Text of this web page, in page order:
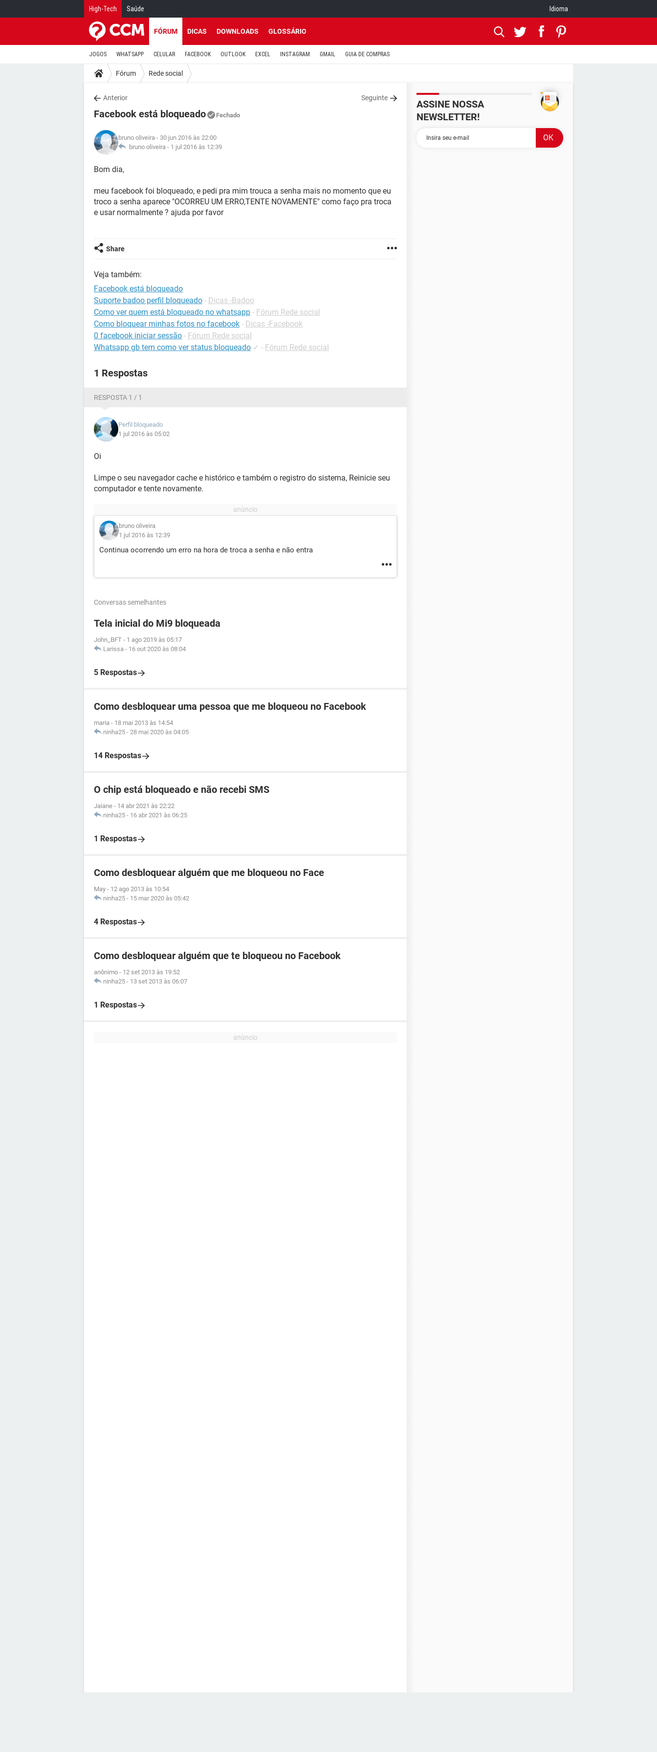
High-Tech Saúde Idioma
FÓRUM DICAS DOWNLOADS GLOSSÁRIO
JOGOS WHATSAPP CELULAR FACEBOOK OUTLOOK EXCEL INSTAGRAM GMAIL GUIA DE COMPRAS
Fórum Rede social
Anterior Seguinte
Facebook está bloqueado Fechado
bruno oliveira - 30 jun 2016 às 22:00
bruno oliveira - 1 jul 2016 às 12:39
Bom dia,
meu facebook foi bloqueado, e pedi pra mim trouca a senha mais no momento que eu
troco a senha aparece "OCORREU UM ERRO,TENTE NOVAMENTE" como faço pra troca
e usar normalmente ? ajuda por favor
Share
Veja também:
Facebook está bloqueado
Suporte badoo perfil bloqueado - Dicas -Badoo
Como ver quem está bloqueado no whatsapp - Fórum Rede social
Como bloquear minhas fotos no facebook - Dicas -Facebook
0 facebook iniciar sessão - Fórum Rede social
Whatsapp gb tem como ver status bloqueado ✓ - Fórum Rede social
1 Respostas
RESPOSTA 1 / 1
Perfil bloqueado
1 jul 2016 às 05:02
Oi
Limpe o seu navegador cache e histórico e também o registro do sistema, Reinicie seu
computador e tente novamente.
bruno oliveira
1 jul 2016 às 12:39
Continua ocorrendo um erro na hora de troca a senha e não entra
Conversas semelhantes
Tela inicial do Mi9 bloqueada
John_BFT - 1 ago 2019 às 05:17
Larissa - 16 out 2020 às 08:04
5 Respostas
Como desbloquear uma pessoa que me bloqueou no Facebook
maria - 18 mai 2013 às 14:54
ninha25 - 28 mai 2020 às 04:05
14 Respostas
O chip está bloqueado e não recebi SMS
Jaiane - 14 abr 2021 às 22:22
ninha25 - 16 abr 2021 às 06:25
1 Respostas
Como desbloquear alguém que me bloqueou no Face
May - 12 ago 2013 às 10:54
ninha25 - 15 mar 2020 às 05:42
4 Respostas
Como desbloquear alguém que te bloqueou no Facebook
anônimo - 12 set 2013 às 19:52
ninha25 - 13 set 2013 às 06:07
1 Respostas
ASSINE NOSSA
NEWSLETTER!